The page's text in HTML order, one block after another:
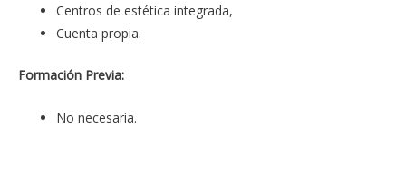
Centros de estética integrada,
Cuenta propia.
Formación Previa:
No necesaria.